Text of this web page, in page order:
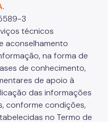
3
técnicos
aconselhamento
na forma de
de conhecimento,
de apoio à
das informações
conforme condições,
no Termo de